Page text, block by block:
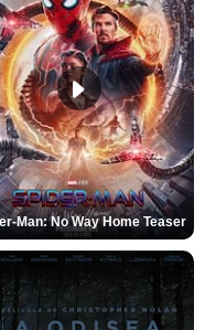
Man: No Way Home Teaser